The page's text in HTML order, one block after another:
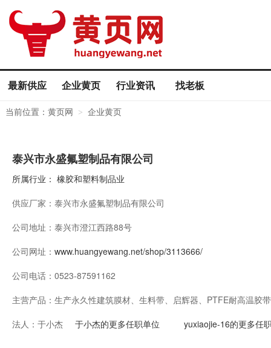
最新供应 企业黄页 行业资讯 找老板
当前位置： 黄页网 > 企业黄页
泰兴市永盛氟塑制品有限公司
所属行业： 橡胶和塑料制品业
供应厂家： 泰兴市永盛氟塑制品有限公司
公司地址： 泰兴市澄江西路88号
公司网址： www.huangyewang.net/shop/3113666/
公司电话： 0523-87591162
主营产品： 生产永久性建筑膜材、生料带、启辉器、PTFE耐高温胶
带、玻纤布、硅胶布、氟胶布、氟塑薄膜、硅胶烘焙垫
法人： 于小杰 于小杰的更多任职单位 yuxiaojie-16的更多任